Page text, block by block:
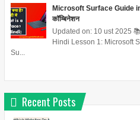
Microsoft Surface Guide
कॉम्बिनेशन
Updated on: 10 ust 2025
Hindi Lesson 1: Microsoft
Su...
Recent Posts